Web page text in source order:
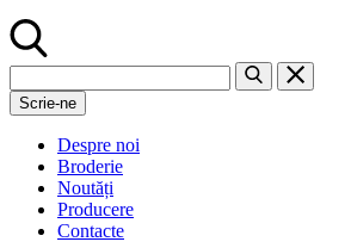
Scrie-ne
Despre noi
Broderie
Noutăți
Producere
Contacte